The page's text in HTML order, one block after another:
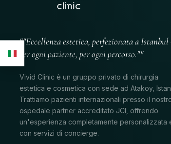
""Eccellenza estetica, perfezionata a
per ogni paziente, per ogni percorso.""
Vivid Clinic è un gruppo privato di chirurgia
estetica e cosmetica con sede ad Atakoy,
Trattiamo pazienti internazionali presso il
ospedale partner accreditato JCI, offrendo
un'esperienza completamente personalizzata
con servizi di concierge.